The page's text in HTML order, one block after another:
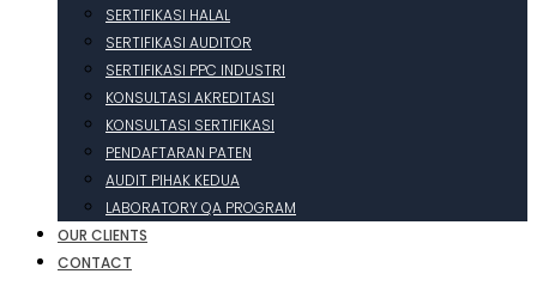
SERTIFIKASI HALAL
SERTIFIKASI AUDITOR
SERTIFIKASI PPC INDUSTRI
KONSULTASI AKREDITASI
KONSULTASI SERTIFIKASI
PENDAFTARAN PATEN
AUDIT PIHAK KEDUA
LABORATORY QA PROGRAM
OUR CLIENTS
CONTACT